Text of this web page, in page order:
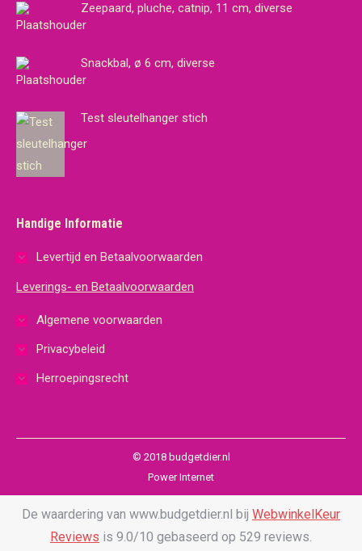
Zeepaard, pluche, catnip, 11 cm, diverse
Snackbal, ø 6 cm, diverse
Test sleutelhanger stich
Handige Informatie
Levertijd en Betaalvoorwaarden
Leverings- en Betaalvoorwaarden
Algemene voorwaarden
Privacybeleid
Herroepingsrecht
© 2018 budgetdier.nl
Power Internet
De waardering van www.budgetdier.nl bij WebwinkelKeur
Reviews is 9.0/10 gebaseerd op 529 reviews.